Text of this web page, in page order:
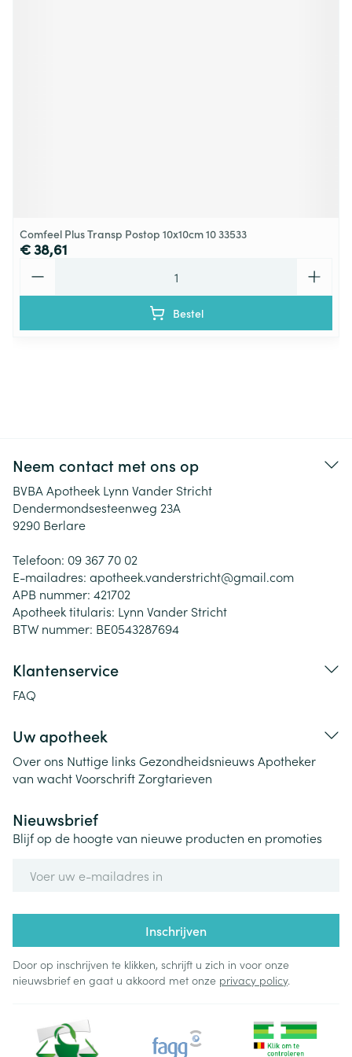
Comfeel Plus Transp Postop 10x10cm 10 33533
€ 38,61
Bestel
Neem contact met ons op
BVBA Apotheek Lynn Vander Stricht
Dendermondsesteenweg 23A
9290 Berlare
Telefoon: 09 367 70 02
E-mailadres: apotheek.vanderstricht@gmail.com
APB nummer: 421702
Apotheek titularis: Lynn Vander Stricht
BTW nummer: BE0543287694
Klantenservice
FAQ
Uw apotheek
Over ons Nuttige links Gezondheidsnieuws Apotheker
van wachtVoorschriftZorgtarieven
Nieuwsbrief
Blijf op de hoogte van nieuwe producten en promoties
Inschrijven
Door op inschrijven te klikken, schrijft u zich in voor onze
nieuwsbrief en gaat u akkoord met onze privacy policy.